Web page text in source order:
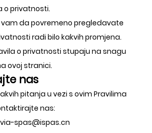
o privatnosti.
vam da povremeno pregledavate
radi bilo kakvih promjena.
o privatnosti stupaju na snagu
ovoj stranici.
nas
pitanja u vezi s ovim Pravilima
nas:
spas@ispas.cn